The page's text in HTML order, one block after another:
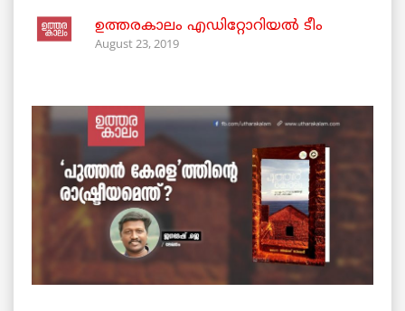
ഉത്തരകാലം എഡിറ്റോറിയല്‍ ടീം
August 23, 2019